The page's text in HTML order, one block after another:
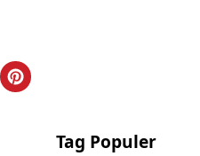
Tag Populer